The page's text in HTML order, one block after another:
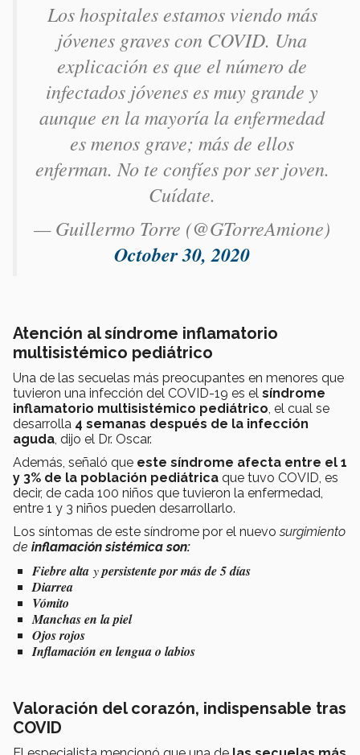
Los hospitales estamos viendo más
jóvenes graves con COVID. Una
explicación es que el número de
infectados jóvenes es muy grande y
aunque en la mayoría la enfermedad
es menos grave; más de ellos
enferman. No te confíes por ser joven.
Cuídate.
— Guillermo Torre (@GTorreAmione)
October 30, 2020
Atención al síndrome inflamatorio
multisistémico pediátrico
Una de las secuelas más preocupantes en menores que
tuvieron una infección del COVID-19 es el síndrome
inflamatorio multisistémico pediátrico, el cual se
desarrolla 4 semanas después de la infección
aguda, dijo el Dr. Oscar.
Además, señaló que este síndrome afecta entre el 1
y 3% de la población pediátrica que tuvo COVID, es
decir, de cada 100 niños que tuvieron la enfermedad,
entre 1 y 3 niños pueden desarrollarlo.
Los síntomas de este síndrome por el nuevo surgimiento
de inflamación sistémica son:
Fiebre alta ypersistente por más de 5 días
Diarrea
Vómito
Manchas en la piel
Ojos rojos
Inflamación en lengua o labios
Valoración del corazón, indispensable tras
COVID